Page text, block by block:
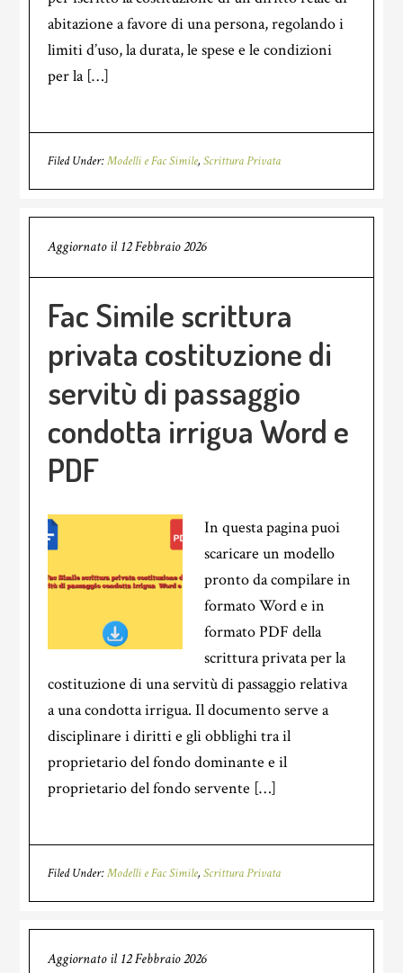
abitazione a favore di una persona, regolando i
limiti d’uso, la durata, le spese e le condizioni
per la […]
Filed Under:Modelli e Fac Simile,Scrittura Privata
Aggiornato il 12 Febbraio 2026
Fac Simile scrittura
privata costituzione di
servitù di passaggio
condotta irrigua​ Word e
PDF
In questa pagina puoi
scaricare un modello
pronto da compilare in
formato Word e in
formato PDF della
scrittura privata per la
costituzione di una servitù di passaggio relativa
a una condotta irrigua. Il documento serve a
disciplinare i diritti e gli obblighi tra il
proprietario del fondo dominante e il
proprietario del fondo servente […]
Filed Under:Modelli e Fac Simile,Scrittura Privata
Aggiornato il 12 Febbraio 2026